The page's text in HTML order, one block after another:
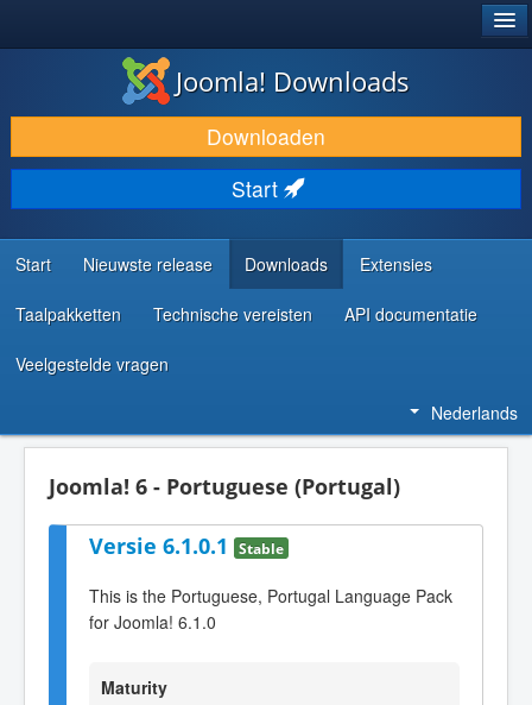
DOWNLOAD & BREID UIT
ONTDEK & LEER
COMMUNITY & ONDERSTEUNING
ONTWIKKELAARSBRONNEN
Joomla! Downloads
Downloaden
Start
Start Nieuwste release Downloads Extensies
Taalpakketten Technische vereisten API documentatie
Veelgestelde vragen
Nederlands
Joomla! 6 - Portuguese (Portugal)
Versie 6.1.0.1 Stable
This is the Portuguese, Portugal Language Pack
for Joomla! 6.1.0
Maturity